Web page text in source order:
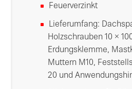
Feuerverzinkt
Lieferumfang:
Holzschrauben 10 ×
Erdungsklemme,
Muttern M10,
20 und